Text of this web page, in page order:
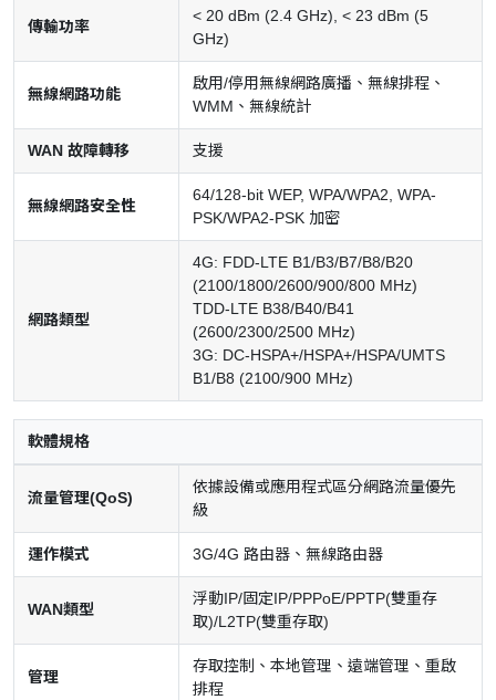
傳輸功率
< 20 dBm (2.4 GHz), < 23 dBm (5
GHz)
無線網路功能
啟用/停用無線網路廣播、無線排程、
WMM、無線統計
WAN 故障轉移 支援
無線網路安全性
64/128-bit WEP, WPA/WPA2, WPA-
PSK/WPA2-PSK 加密
網路類型
4G: FDD-LTE B1/B3/B7/B8/B20
(2100/1800/2600/900/800 MHz)
TDD-LTE B38/B40/B41
(2600/2300/2500 MHz)
3G: DC-HSPA+/HSPA+/HSPA/UMTS
B1/B8 (2100/900 MHz)
軟體規格
流量管理(QoS)
依據設備或應用程式區分網路流量優先
級
運作模式 3G/4G 路由器、無線路由器
WAN類型
浮動IP/固定IP/PPPoE/PPTP(雙重存
取)/L2TP(雙重存取)
管理
存取控制、本地管理、遠端管理、重啟
排程